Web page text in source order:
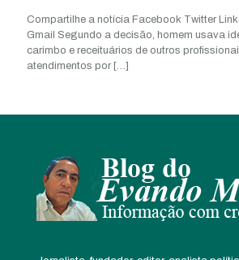
Compartilhe a notícia Facebook Twitter
Gmail Segundo a decisão, homem usava
carimbo e receituários de outros
atendimentos por […]